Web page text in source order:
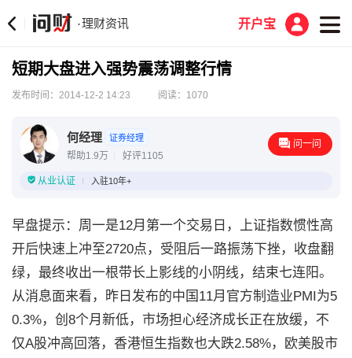
·理财资讯 开户宝
短期大盘进入强势震荡调整行情
发布时间：2014-12-2 14:23 阅读：1070
何经理 证券经理
帮助1.9万 好评1105
问一问
从业认证 入驻10年+
早盘提示：周一是12月第一个交易日，上证指数惯性高
开后快速上冲至2720点，受阻后一路振荡下挫，收盘翻
绿，最终收出一根带长上影线的小阴线，结束七连阳。
从消息面来看，昨日发布的中国11月官方制造业PMI为5
0.3%，创8个月新低，市场担心经济成长正在放缓，不
仅A股冲高回落，香港恒生指数也大跌2.58%，欧美股市